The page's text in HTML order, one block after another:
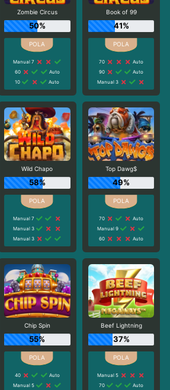
Zombie Circus
50%
Manual 7
60
Auto
10
Auto
Book of 99
41%
70
Auto
90
Auto
Manual 3
Wild Chapo
58%
Manual 7
Manual 3
Manual 3
Top Dawg$
49%
70
Auto
Manual 9
60
Auto
Chip Spin
55%
40
Auto
Manual 5
Beef Lightning
37%
Manual 5
70
Auto